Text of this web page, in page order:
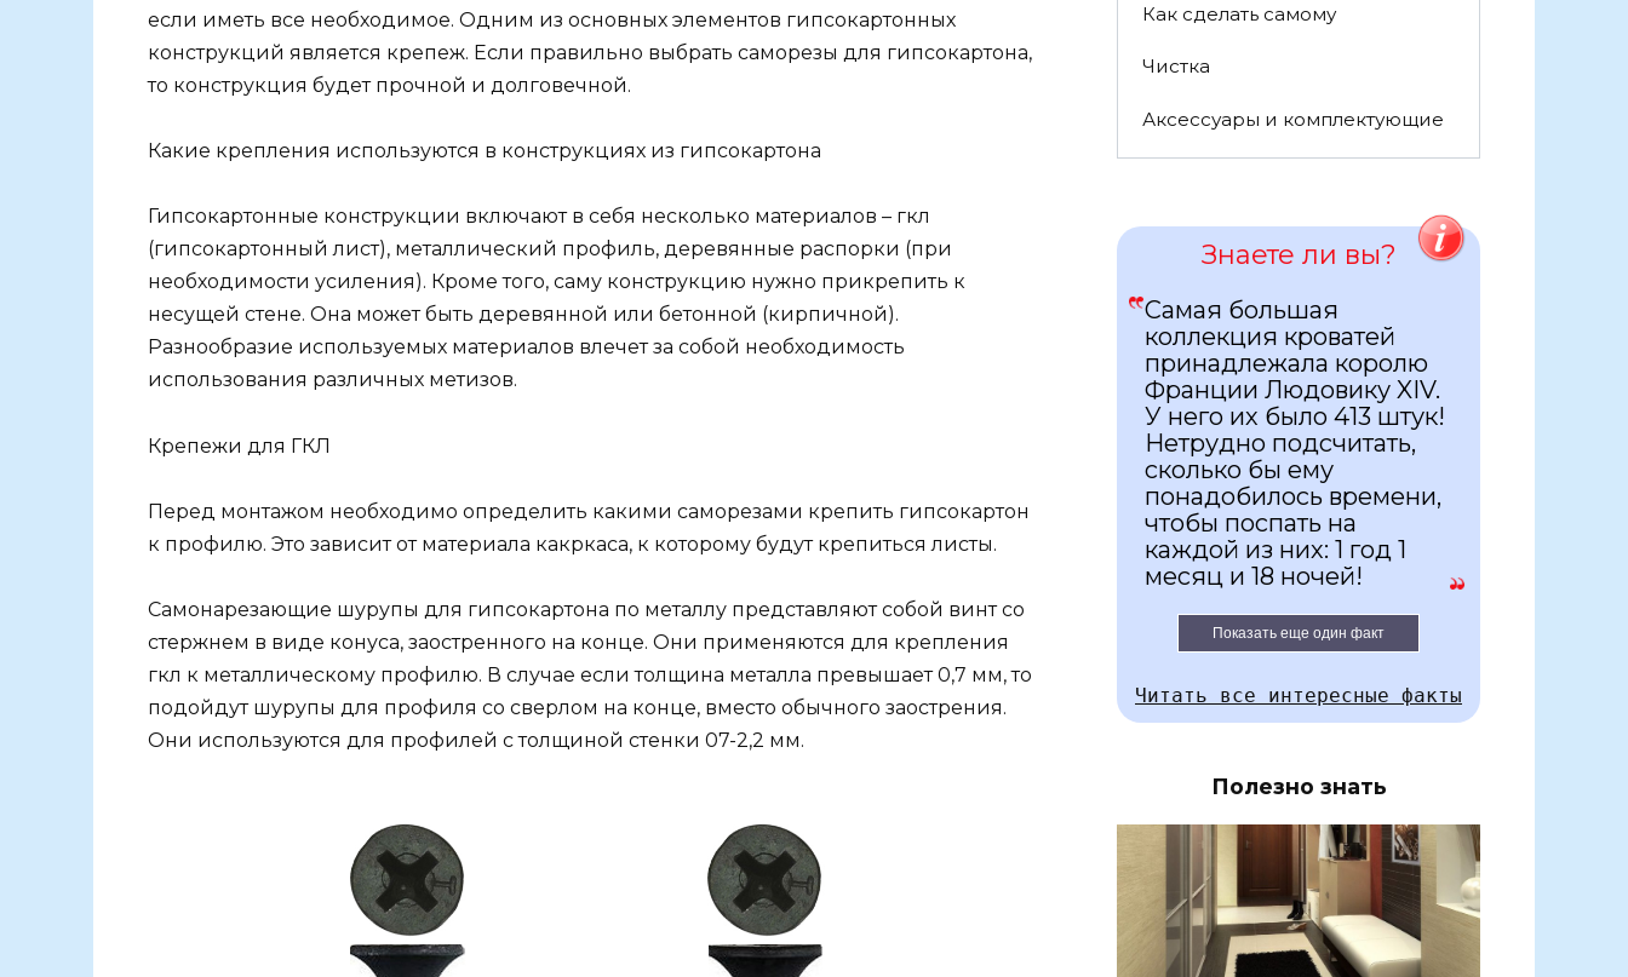
если иметь все необходимое. Одним из основных элементов гипсокартонных
конструкций является крепеж. Если правильно выбрать саморезы для гипсокартона,
то конструкция будет прочной и долговечной.
Какие крепления используются в конструкциях из гипсокартона
Гипсокартонные конструкции включают в себя несколько материалов – гкл
(гипсокартонный лист), металлический профиль, деревянные распорки (при
необходимости усиления). Кроме того, саму конструкцию нужно прикрепить к
несущей стене. Она может быть деревянной или бетонной (кирпичной).
Разнообразие используемых материалов влечет за собой необходимость
использования различных метизов.
Крепежи для ГКЛ
Перед монтажом необходимо определить какими саморезами крепить гипсокартон
к профилю. Это зависит от материала какркаса, к которому будут крепиться листы.
Самонарезающие шурупы для гипсокартона по металлу представляют собой винт со
стержнем в виде конуса, заостренного на конце. Они применяются для крепления
гкл к металлическому профилю. В случае если толщина металла превышает 0,7 мм, то
подойдут шурупы для профиля со сверлом на конце, вместо обычного заострения.
Они используются для профилей с толщиной стенки 07-2,2 мм.
Как сделать самому
Чистка
Аксессуары и комплектующие
Знаете ли вы?
Самая большая
коллекция кроватей
принадлежала королю
Франции Людовику XIV.
У него их было 413 штук!
Нетрудно подсчитать,
сколько бы ему
понадобилось времени,
чтобы поспать на
каждой из них: 1 год 1
месяц и 18 ночей!
Показать еще один факт
Читать все интересные факты
Полезно знать